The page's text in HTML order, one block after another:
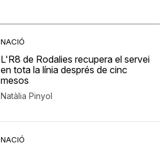
NACIÓ
L'R8 de Rodalies recupera el servei
en tota la línia després de cinc
mesos
Natàlia Pinyol
NACIÓ